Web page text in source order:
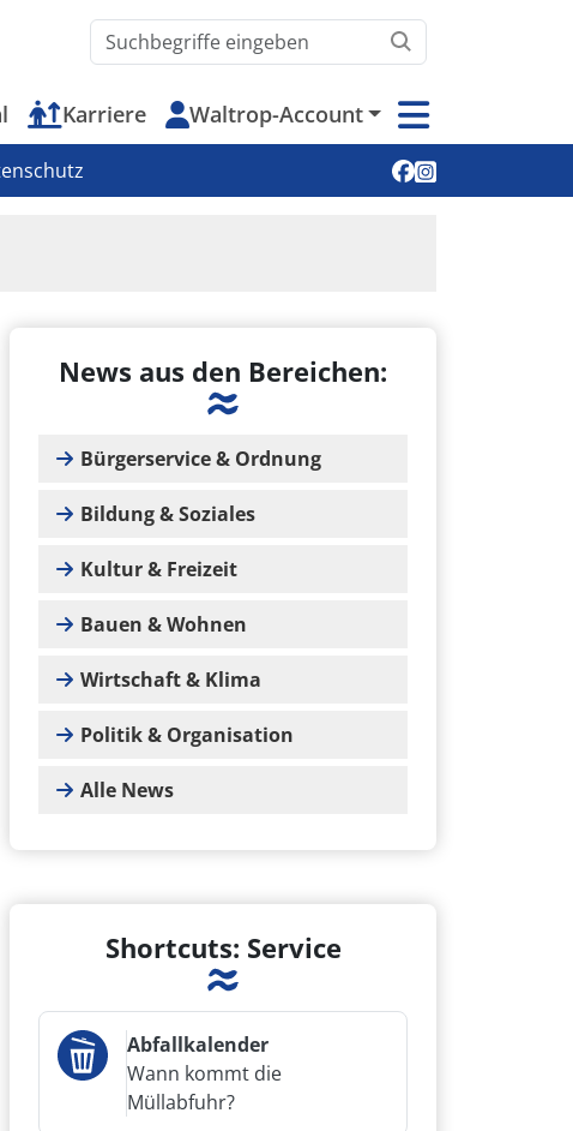
Waltrop.de durchsuchen
Karriere Waltrop-Account
Soziale Medien
News aus den Bereichen:
Bürgerservice & Ordnung
Bildung & Soziales
Kultur & Freizeit
Bauen & Wohnen
Wirtschaft & Klima
Politik & Organisation
Alle News
Shortcuts: Service
Abfallkalender
Wann kommt die
Müllabfuhr?